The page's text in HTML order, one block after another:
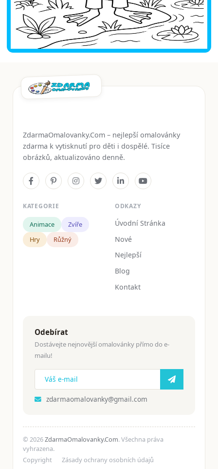
ZdarmaOmalovanky.Com – nejlepší omalovánky
zdarma k vytisknutí pro děti i dospělé. Tisíce
obrázků, aktualizováno denně.
KATEGORIE
Animace
Zvíře
Hry
Růžný
ODKAZY
Úvodní Stránka
Nové
Nejlepší
Blog
Kontakt
Odebírat
Dostávejte nejnovější omalovánky přímo do e-
mailu!
zdarmaomalovanky@gmail.com
© 2026ZdarmaOmalovanky.Com. Všechna práva
vyhrazena.
Copyright
Zásady ochrany osobních údajů